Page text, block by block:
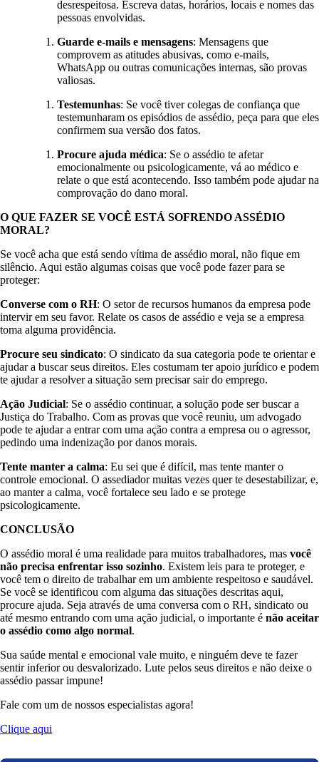
desrespeitosa. Escreva datas, horários, locais e nomes das
pessoas envolvidas.
Guarde e-mails e mensagens: Mensagens que
comprovem as atitudes abusivas, como e-mails,
WhatsApp ou outras comunicações internas, são provas
valiosas.
Testemunhas: Se você tiver colegas de confiança que
testemunharam os episódios de assédio, peça para que eles
confirmem sua versão dos fatos.
Procure ajuda médica: Se o assédio te afetar
emocionalmente ou psicologicamente, vá ao médico e
relate o que está acontecendo. Isso também pode ajudar na
comprovação do dano moral.
O QUE FAZER SE VOCÊ ESTÁ SOFRENDO ASSÉDIO
MORAL?
Se você acha que está sendo vítima de assédio moral, não fique em
silêncio. Aqui estão algumas coisas que você pode fazer para se
proteger:
Converse com o RH: O setor de recursos humanos da empresa pode
intervir em seu favor. Relate os casos de assédio e veja se a empresa
toma alguma providência.
Procure seu sindicato: O sindicato da sua categoria pode te orientar e
ajudar a buscar seus direitos. Eles costumam ter apoio jurídico e podem
te ajudar a resolver a situação sem precisar sair do emprego.
Ação Judicial: Se o assédio continuar, a solução pode ser buscar a
Justiça do Trabalho. Com as provas que você reuniu, um advogado
pode te ajudar a entrar com uma ação contra a empresa ou o agressor,
pedindo uma indenização por danos morais.
Tente manter a calma: Eu sei que é difícil, mas tente manter o
controle emocional. O assediador muitas vezes quer te desestabilizar, e,
ao manter a calma, você fortalece seu lado e se protege
psicologicamente.
CONCLUSÃO
O assédio moral é uma realidade para muitos trabalhadores, mas você
não precisa enfrentar isso sozinho. Existem leis para te proteger, e
você tem o direito de trabalhar em um ambiente respeitoso e saudável.
Se você se identificou com alguma das situações descritas aqui,
procure ajuda. Seja através de uma conversa com o RH, sindicato ou
até mesmo entrando com uma ação judicial, o importante é não aceitar
o assédio como algo normal.
Sua saúde mental e emocional vale muito, e ninguém deve te fazer
sentir inferior ou desvalorizado. Lute pelos seus direitos e não deixe o
assédio passar impune!
Fale com um de nossos especialistas agora!
Clique aqui